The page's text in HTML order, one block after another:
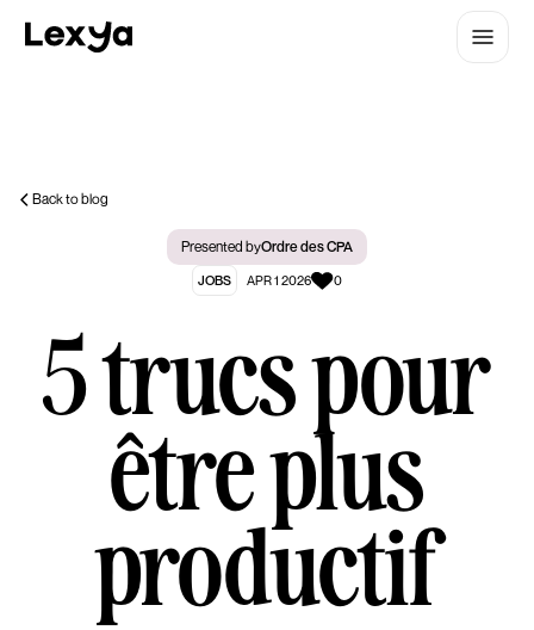
Back to blog
Presented byOrdre des CPA
JOBS APR 1 2026 0
5 trucs pour
être plus
productif